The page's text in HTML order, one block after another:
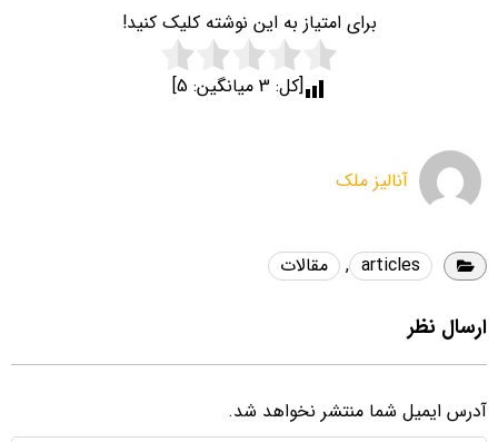
برای امتیاز به این نوشته کلیک کنید!
[کل: 3 میانگین: 5
]
آنالیز ملک
articles
, مقالات
ارسال نظر
آدرس ایمیل شما منتشر نخواهد شد.